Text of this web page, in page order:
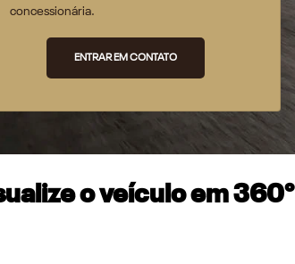
concessionária.
ENTRAR EM CONTATO
o veículo em 360°